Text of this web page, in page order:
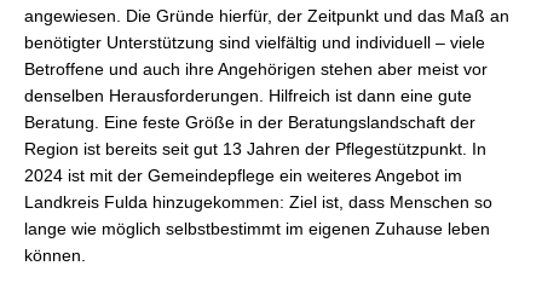
angewiesen. Die Gründe hierfür, der Zeitpunkt und das Maß an
benötigter Unterstützung sind vielfältig und individuell – viele
Betroffene und auch ihre Angehörigen stehen aber meist vor
denselben Herausforderungen. Hilfreich ist dann eine gute
Beratung. Eine feste Größe in der Beratungslandschaft der
Region ist bereits seit gut 13 Jahren der Pflegestützpunkt. In
2024 ist mit der Gemeindepflege ein weiteres Angebot im
Landkreis Fulda hinzugekommen: Ziel ist, dass Menschen so
lange wie möglich selbstbestimmt im eigenen Zuhause leben
können.